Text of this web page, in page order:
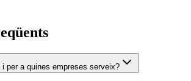
per a quines empreses serveix?